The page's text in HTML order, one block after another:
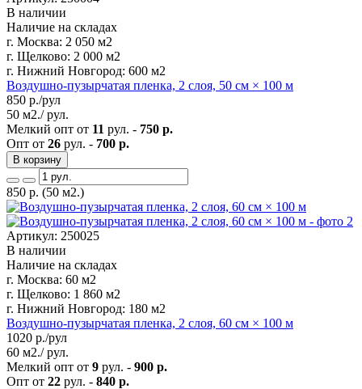
В наличии
Наличие на складах
г. Москва: 2 050 м2
г. Щелково: 2 000 м2
г. Нижний Новгород: 600 м2
Воздушно-пузырчатая пленка, 2 слоя, 50 см × 100 м
850 р./рул
50 м2./ рул.
Мелкий опт от 11 рул. - 750 р.
Опт от 26 рул. - 700 р.
В корзину
850 р. (50 м2.)
Артикул: 250025
В наличии
Наличие на складах
г. Москва: 60 м2
г. Щелково: 1 860 м2
г. Нижний Новгород: 180 м2
Воздушно-пузырчатая пленка, 2 слоя, 60 см × 100 м
1020 р./рул
60 м2./ рул.
Мелкий опт от 9 рул. - 900 р.
Опт от 22 рул. - 840 р.